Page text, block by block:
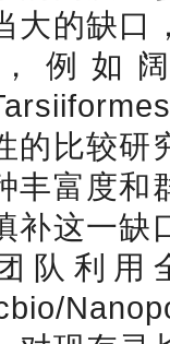
大的缺口
例如
的比较研
丰富度和
补这一缺
队利用